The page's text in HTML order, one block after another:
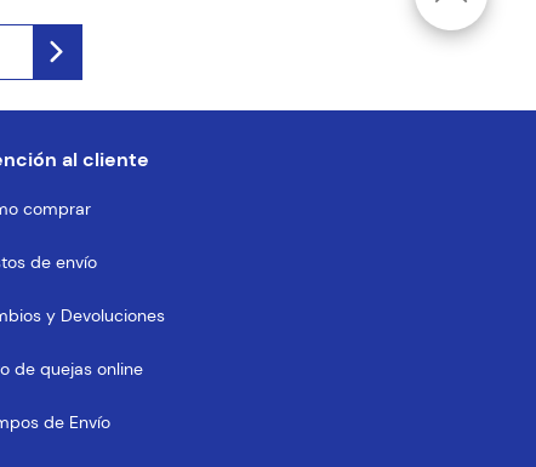
al cliente
comprar
de envío
y Devoluciones
de quejas online
de Envío